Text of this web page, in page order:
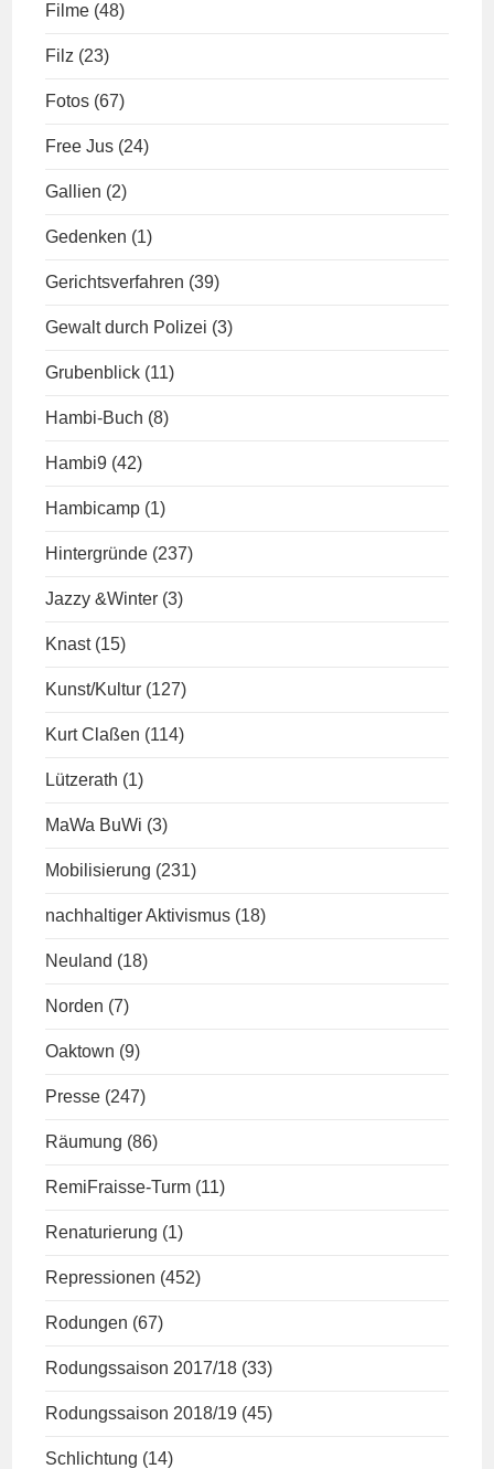
Filme (48)
Filz (23)
Fotos (67)
Free Jus (24)
Gallien (2)
Gedenken (1)
Gerichtsverfahren (39)
Gewalt durch Polizei (3)
Grubenblick (11)
Hambi-Buch (8)
Hambi9 (42)
Hambicamp (1)
Hintergründe (237)
Jazzy &Winter (3)
Knast (15)
Kunst/Kultur (127)
Kurt Claßen (114)
Lützerath (1)
MaWa BuWi (3)
Mobilisierung (231)
nachhaltiger Aktivismus (18)
Neuland (18)
Norden (7)
Oaktown (9)
Presse (247)
Räumung (86)
RemiFraisse-Turm (11)
Renaturierung (1)
Repressionen (452)
Rodungen (67)
Rodungssaison 2017/18 (33)
Rodungssaison 2018/19 (45)
Schlichtung (14)